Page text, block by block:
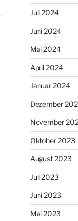
Juli 2024
Juni 2024
Mai 2024
April 2024
Januar 2024
Dezember
November
Oktober 2023
August 2023
Juli 2023
Juni 2023
Mai 2023